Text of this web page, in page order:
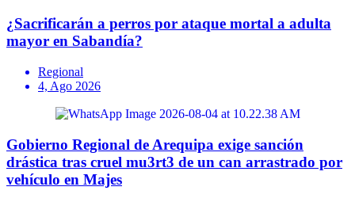
¿Sacrificarán a perros por ataque mortal a adulta
mayor en Sabandía?
Regional
4, Ago 2026
Gobierno Regional de Arequipa exige sanción
drástica tras cruel mu3rt3 de un can arrastrado por
vehículo en Majes